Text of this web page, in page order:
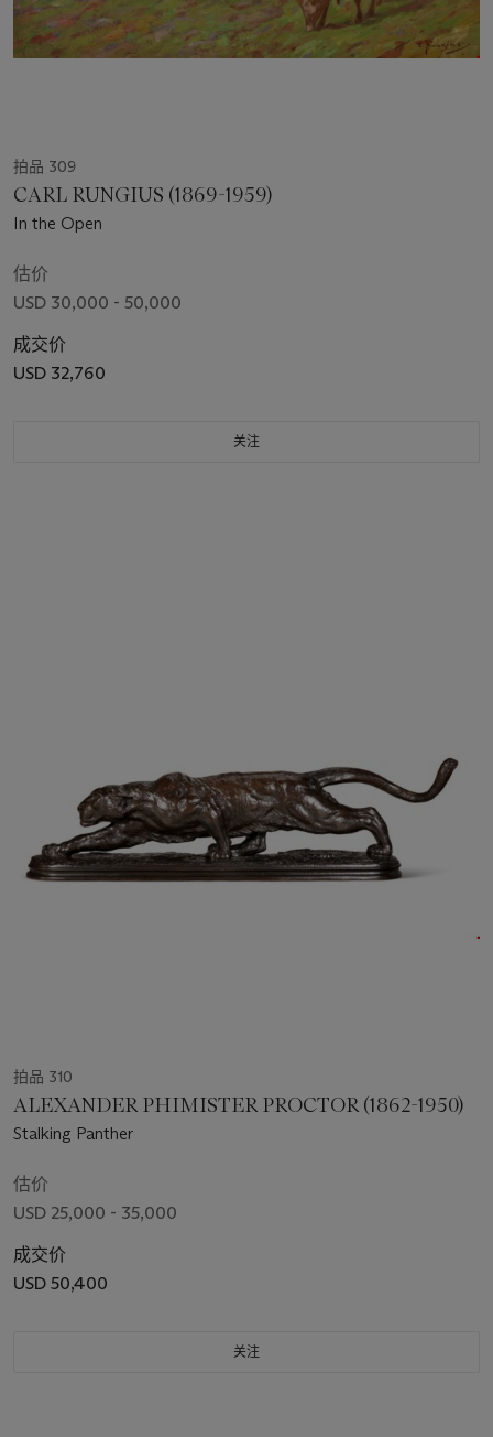
拍品 309
CARL RUNGIUS (1869-1959)
In the Open
估价
USD 30,000 - 50,000
成交价
USD 32,760
关注
拍品 310
ALEXANDER PHIMISTER PROCTOR (1862-1950)
Stalking Panther
估价
USD 25,000 - 35,000
成交价
USD 50,400
关注